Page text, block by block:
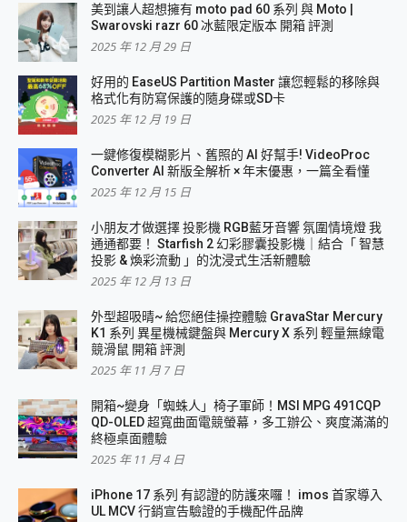
美到讓人超想擁有 moto pad 60 系列 與 Moto |
Swarovski razr 60 冰藍限定版本 開箱 評測
2025 年 12 月 29 日
好用的 EaseUS Partition Master 讓您輕鬆的移除與
格式化有防寫保護的隨身碟或SD卡
2025 年 12 月 19 日
一鍵修復模糊影片、舊照的 AI 好幫手! VideoProc
Converter AI 新版全解析 × 年末優惠，一篇全看懂
2025 年 12 月 15 日
小朋友才做選擇 投影機 RGB藍牙音響 氛圍情境燈 我
通通都要！ Starfish 2 幻彩膠囊投影機｜結合「 智慧
投影 & 煥彩流動 」的沈浸式生活新體驗
2025 年 12 月 13 日
外型超吸晴~ 給您絕佳操控體驗 GravaStar Mercury
K1 系列 異星機械鍵盤與 Mercury X 系列 輕量無線電
競滑鼠 開箱 評測
2025 年 11 月 7 日
開箱~變身「蜘蛛人」椅子軍師！MSI MPG 491CQP
QD-OLED 超寬曲面電競螢幕，多工辦公、爽度滿滿的
終極桌面體驗
2025 年 11 月 4 日
iPhone 17 系列 有認證的防護來囉！ imos 首家導入
UL MCV 行銷宣告驗證的手機配件品牌